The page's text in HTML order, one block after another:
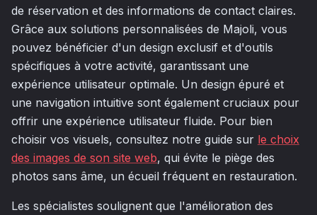
de réservation et des informations de contact claires.
Grâce aux solutions personnalisées de Majoli, vous
pouvez bénéficier d'un design exclusif et d'outils
spécifiques à votre activité, garantissant une
expérience utilisateur optimale. Un design épuré et
une navigation intuitive sont également cruciaux pour
offrir une expérience utilisateur fluide. Pour bien
choisir vos visuels, consultez notre guide sur le choix
des images de son site web, qui évite le piège des
photos sans âme, un écueil fréquent en restauration.
Les spécialistes soulignent que l'amélioration des